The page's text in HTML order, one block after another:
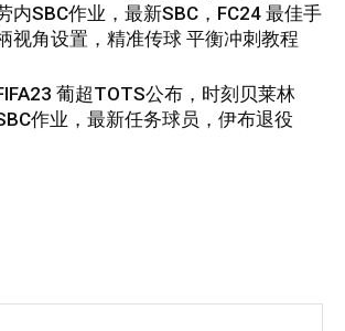
内SBC作业，最新SBC，FC24 最佳手
视角设置，精准传球 平衡冲刺教程
葡超TOTS公布，时刻贝莱林
作业，最新任务球员，伊布退役